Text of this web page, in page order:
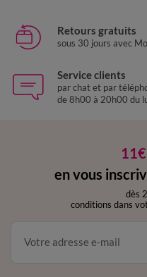
Retours gratuits
sous 30 jours avec
Service clients
par chat et par
de 8h00 à 20h00 du
en vous
dès
conditions dans